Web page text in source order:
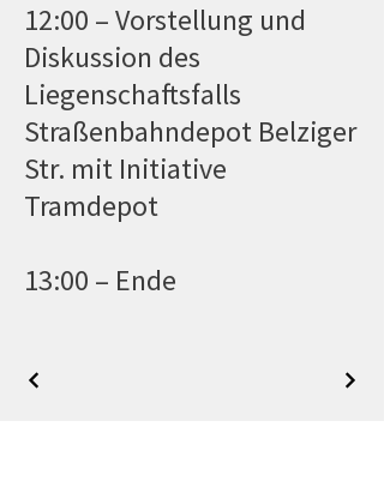
12:00 – Vorstellung und
Diskussion des
Liegenschaftsfalls
Straßenbahndepot Belziger
Str. mit Initiative
Tramdepot
13:00 – Ende